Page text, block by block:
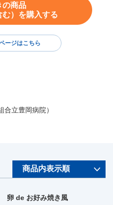
立豊岡病院）
の商品
む）を購入する
ージはこちら
卵 de お好み焼き風